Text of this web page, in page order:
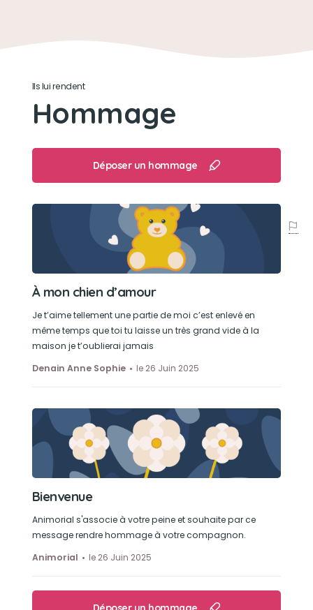
Os
Son loisir préféré
Faire de la trottinette et tracter ma sœur
Ils lui rendent
Hommage
Déposer un hommage
À mon chien d’amour
Je t’aime tellement une partie de moi c’est enlevé en
même temps que toi tu laisse un très grand vide à la
maison je t’oublierai jamais
Denain Anne Sophie
le 26 Juin 2025
Bienvenue
Animorial s'associe à votre peine et souhaite par ce
message rendre hommage à votre compagnon.
Animorial
le 26 Juin 2025